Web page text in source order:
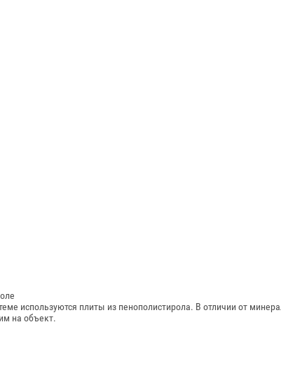
используются плиты из пенополистирола. В отличии от
на объект.